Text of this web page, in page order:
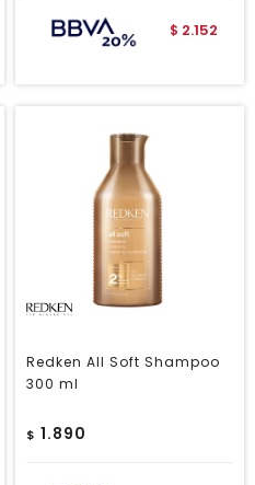
$ 2.152
Redken All Soft Shampoo
300 ml
$ 1.890